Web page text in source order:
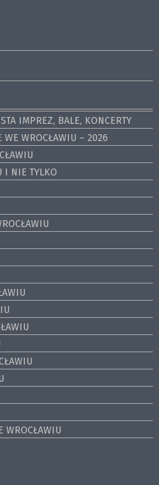
IMPREZ, BALE, KONCERTY
WROCŁAWIU – 2026
I NIE TYLKO